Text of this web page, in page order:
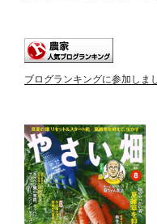
ブログランキングに参加しま